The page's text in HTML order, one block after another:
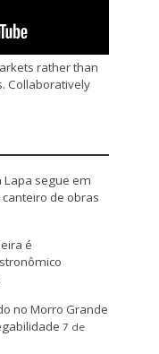
rather than
Collaboratively
Lapa segue em
de obras
é
no Morro Grande
7 de